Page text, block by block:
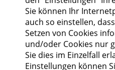
Sie können Ihr
auch so einstellen,
Setzen von Cookies
und/oder Cookies nur
Sie dies im Einzelfall
Einstellungen können